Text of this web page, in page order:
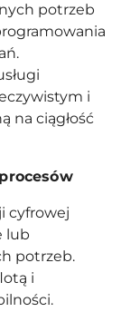
potrzeb
i
na ciągłość
cyfrowej
lub
potrzeb.
i